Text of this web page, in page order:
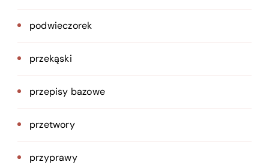
podwieczorek
przekąski
przepisy bazowe
przetwory
przyprawy